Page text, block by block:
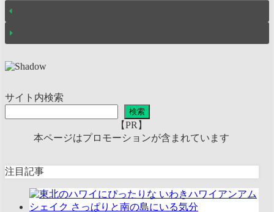
サイト内検索
検索
【PR】
本ページはプロモーションが含まれています
注目記事